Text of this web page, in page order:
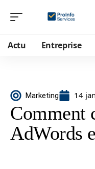
Actu Entreprise
Marketing 14
Comment
AdWords